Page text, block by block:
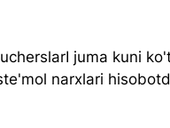
juma kuni
narxlari